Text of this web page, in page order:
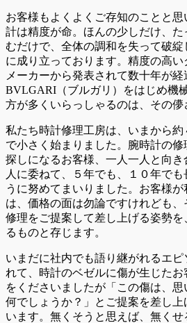
お客様もよくよくご存知のことと
計は精度が命。ほんの少しだけ、
むだけで、全体の調和を失って破
に成り立っております。精度の高
メーカーから発表されて数十年が経
BVLGARI（ブルガリ）をはじめ機
方が多くいらっしゃるのは、その儚
私たち時計修理工房は、いまから
で小さく始まりました。腕時計の
探しになるお客様、一人一人と向
人に委ねて、５年でも、１０年で
うに努めてまいりました。お客様
は、価格の面は勿論ですけれども
修理をご提案して差し上げる姿勢
るものと存じます。
いまだに社内でも語り継がれるエ
れて、時計のベゼルに傷が生じた
をくださいましたが「この傷は、
何でしょうか？」とご提案を差し
います。無くそうと思えば、無くせ